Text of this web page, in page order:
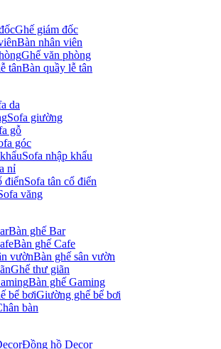
Ghế giám đốc
Bàn nhân viên
Ghế văn phòng
Bàn quầy lễ tân
da
Sofa giường
gỗ
góc
Sofa nhập khẩu
nỉ
Sofa tân cổ điển
văng
Bàn ghế Bar
Bàn ghế Cafe
Bàn ghế sân vườn
Ghế thư giãn
Bàn ghế Gaming
Giường ghế bể bơi
bàn
Đồng hồ Decor